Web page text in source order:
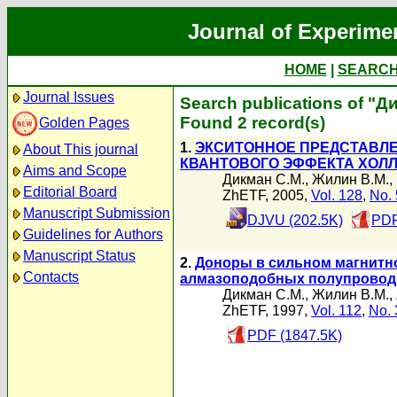
Journal of
HOME
Journal Issues
Golden Pages
About This journal
Aims and Scope
Editorial Board
Manuscript Submission
Guidelines for Authors
Manuscript Status
Contacts
Search publications of
Found 2 record(s)
1. ЭКСИТОННОЕ
КВАНТОВОГО ЭФФЕКТА
Дикман С.М., Жилин В.М.,
ZhETF, 2005, Vol. 128, No.
DJVU (202.5K)
2. Доноры в сильном
алмазоподобных
Дикман С.М., Жилин В.М.,
ZhETF, 1997, Vol. 112, No.
PDF (1847.5K)